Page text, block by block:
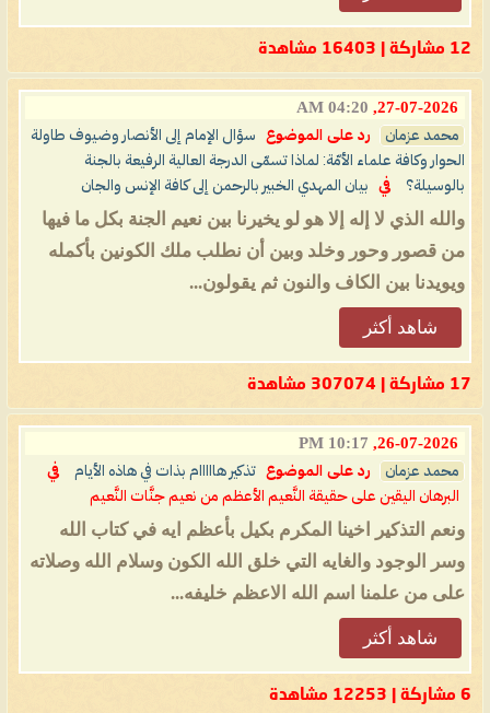
12 مشاركة | 16403 مشاهدة
27-07-2026,
04:20 AM
محمد عزمان رد على الموضوع
سؤال الإمام إلى الأنصار وضيوف طاولة
الحوار وكافة علماء الأمّة: لماذا تسمّى الدرجة العالية الرفيعة بالجنة
بالوسيلة؟
في بيان المهدي الخبير بالرحمن إلى كافة الإنس والجان
والله الذي لا إله إلا هو لو يخيرنا بين نعيم الجنة بكل ما فيها
من قصور وحور وخلد وبين أن نطلب ملك الكونين بأكمله
ويويدنا بين الكاف والنون ثم يقولون...
شاهد أكثر
17 مشاركة | 307074 مشاهدة
26-07-2026,
10:17 PM
محمد عزمان رد على الموضوع تذكير هااااام بذات في هاذه الأيام
في
البرهان اليقين على حقيقة النَّعيم الأعظم من نعيم جنَّات النَّعيم
ونعم التذكير اخينا المكرم بكيل بأعظم ايه في كتاب الله
وسر الوجود والغايه التي خلق الله الكون وسلام الله وصلاته
على من علمنا اسم الله الاعظم خليفه...
شاهد أكثر
6 مشاركة | 12253 مشاهدة